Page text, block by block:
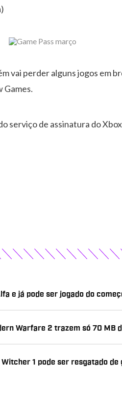
vai perder alguns jogos em
Games.
serviço de assinatura do
e já pode ser jogado do
Warfare 2 trazem só 70 MB
1 pode ser resgatado de